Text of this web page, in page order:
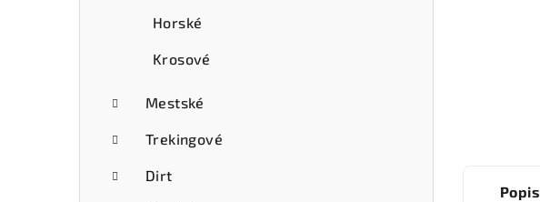
Horské
Krosové
Mestské
Trekingové
Dirt
Popis